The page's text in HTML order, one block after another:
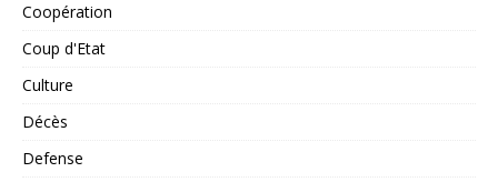
Coopération
Coup d'Etat
Culture
Décès
Defense